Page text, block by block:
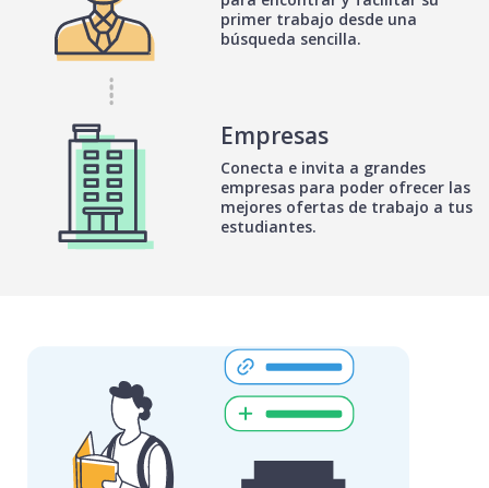
primer trabajo desde una
búsqueda sencilla.
Empresas
Conecta e invita a grandes
empresas para poder ofrecer las
mejores ofertas de trabajo a tus
estudiantes.